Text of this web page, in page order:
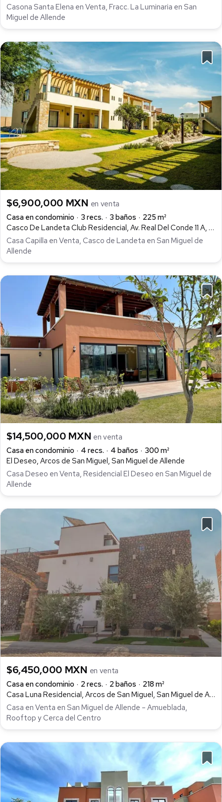
Casona Santa Elena en Venta, Fracc. La Luminaria en San
Miguel de Allende
$6,900,000 MXN en venta
Casa en condominio
3 recs. 3 baños
225 m²
Casco De Landeta Club Residencial, Av. Real Del Conde 11 A, Arcos de San Miguel, San Miguel de Allende
Casa Capilla en Venta, Casco de Landeta en San Miguel de
Allende
$14,500,000 MXN en venta
Casa en condominio
4 recs. 4 baños
300 m²
El Deseo, Arcos de San Miguel, San Miguel de Allende
Casa Deseo en Venta, Residencial El Deseo en San Miguel de
Allende
$6,450,000 MXN en venta
Casa en condominio
2 recs. 2 baños
218 m²
Casa Luna Residencial, Arcos de San Miguel, San Miguel de Allende
Casa en Venta en San Miguel de Allende – Amueblada,
Rooftop y Cerca del Centro